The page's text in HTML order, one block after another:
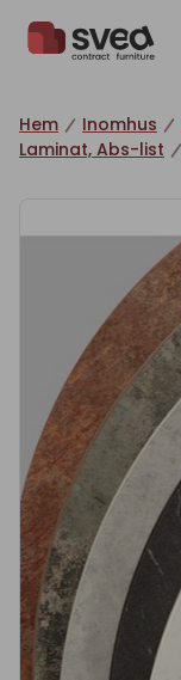
Hem Inomhus
Laminat, Abs-list